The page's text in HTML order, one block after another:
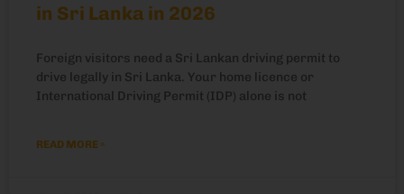
in Sri Lanka in 2026
Foreign visitors need a Sri Lankan driving permit to
drive legally in Sri Lanka. Your home licence or
International Driving Permit (IDP) alone is not
READ MORE »